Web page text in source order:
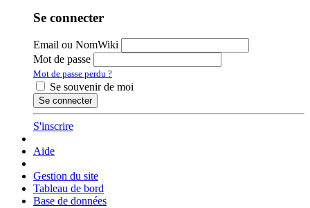
Se connecter
Email ou NomWiki
Mot de passe
Mot de passe perdu ?
Se souvenir de moi
S'inscrire
Aide
Gestion du site
Tableau de bord
Base de données